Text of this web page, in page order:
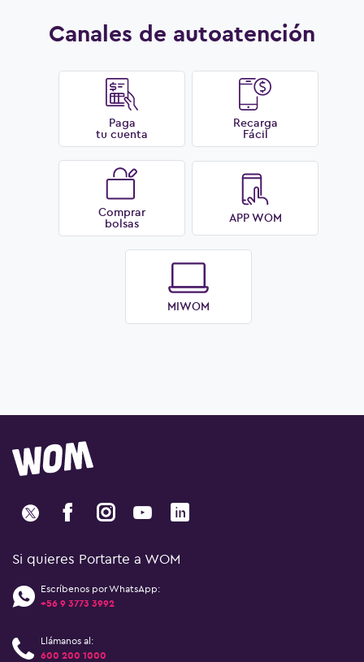
Canales de autoatención
Paga
tu cuenta
Recarga
Fácil
Comprar
bolsas APP WOM
MIWOM
Si quieres Portarte a WOM
Escríbenos por WhatsApp:
+56 9 3773 3992
Llámanos al:
600 200 1000